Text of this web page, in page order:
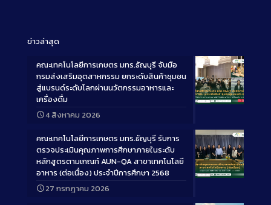
ข่าวล่าสุด
Long
คณะเทคโนโลยีการเกษตร มทร.ธัญบุรี จับมือ
กรมส่งเสริมอุตสาหกรรม ยกระดับสินค้าชุมชน
สู่แบรนด์ระดับโลกผ่านนวัตกรรมอาหารและ
เครื่องดื่ม
4 สิงหาคม 2026
Long
คณะเทคโนโลยีการเกษตร มทร.ธัญบุรี รับการ
ตรวจประเมินคุณภาพการศึกษาภายในระดับ
หลักสูตรตามเกณฑ์ AUN-QA สาขาเทคโนโลยี
อาหาร (ต่อเนื่อง) ประจำปีการศึกษา 2568
27 กรกฎาคม 2026